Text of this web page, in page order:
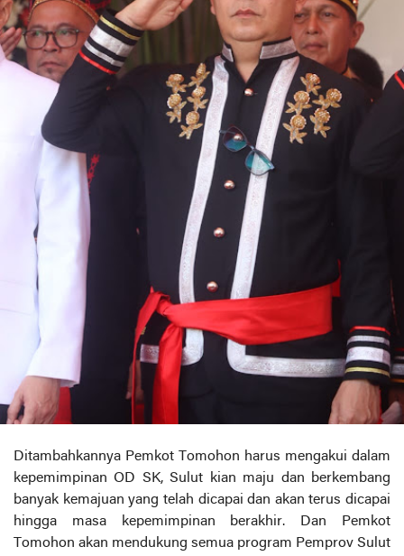
Ditambahkannya Pemkot Tomohon harus mengakui dalam
kepemimpinan OD SK, Sulut kian maju dan berkembang
banyak kemajuan yang telah dicapai dan akan terus dicapai
hingga masa kepemimpinan berakhir. Dan Pemkot
Tomohon akan mendukung semua program Pemprov Sulut